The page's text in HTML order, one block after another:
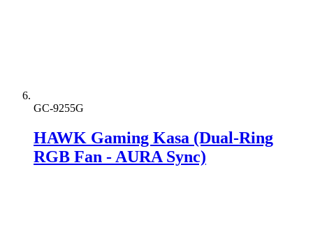
GC-9255G
HAWK Gaming Kasa (Dual-Ring
RGB Fan - AURA Sync)